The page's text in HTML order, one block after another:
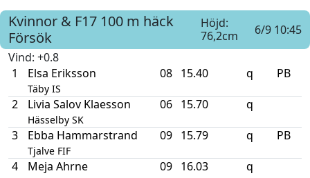
Kvinnor & F17 100 m häck
Försök
Höjd:
76,2cm
6/9 10:45
Vind: +0.8
1
Elsa Eriksson
Täby IS
08 15.40 q PB
2 Livia Salov Klaesson
Hässelby SK
06 15.70 q
3 Ebba Hammarstrand
Tjalve FIF
09 15.79 q PB
4 Meja Ahrne 09 16.03 q